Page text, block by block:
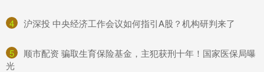
4 ​沪深投 中央经济工作会议如何指引A股？机构研判来了
5
​顺市配资 骗取生育保险基金，主犯获刑十年！国家医保局曝
光